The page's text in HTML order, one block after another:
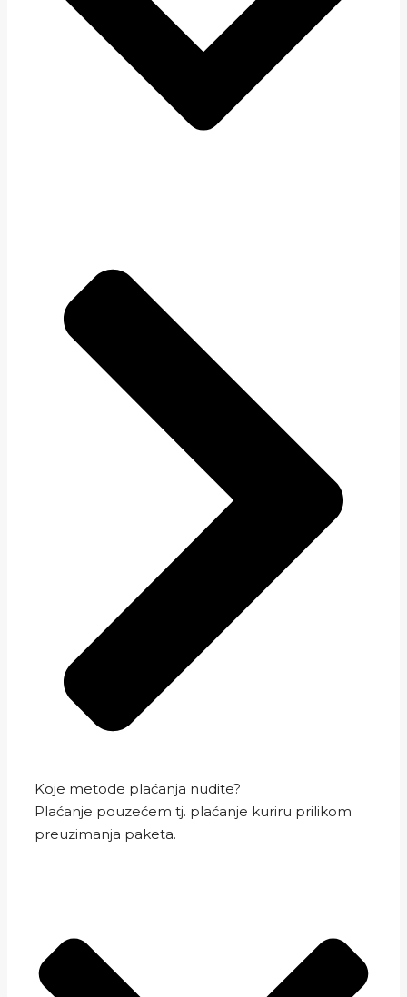
Koje metode plaćanja nudite?
Plaćanje pouzećem tj. plaćanje kuriru prilikom
preuzimanja paketa.